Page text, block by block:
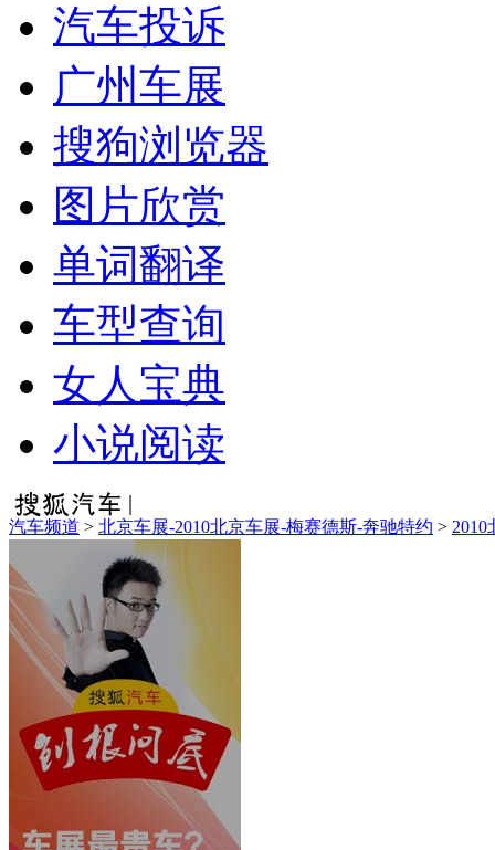
汽车投诉
广州车展
搜狗浏览器
图片欣赏
单词翻译
车型查询
女人宝典
小说阅读
汽车频道 > 北京车展-2010北京车展-梅赛德斯-奔驰特约 > 2010